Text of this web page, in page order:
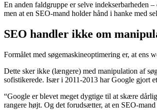
En anden faldgruppe er selve indekserbarheden
men at en SEO-mand holder hånd i hanke med
SEO handler ikke om
Formålet med søgemaskineoptimering er, at ens
Dette sker ikke (længere) med manipulation af
sofistikerede. Især i 2011-2013 har Google gjort
“Google er blevet meget dygtige til at skære
rangere højt. Og det forudsætter, at en SEO-